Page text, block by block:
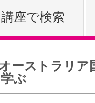
特集をみる
グッドスク
講座で検索
ーストラリア
ぶ